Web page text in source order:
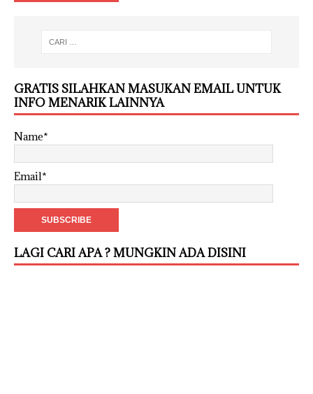
GRATIS SILAHKAN MASUKAN EMAIL UNTUK
INFO MENARIK LAINNYA
Name*
Email*
LAGI CARI APA ? MUNGKIN ADA DISINI